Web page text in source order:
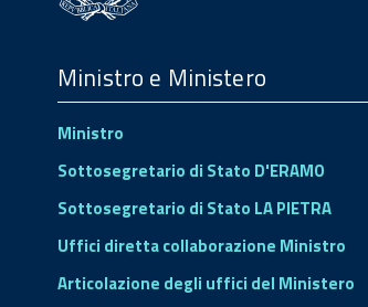
Footer
Ministro e Ministero
Ministro
Sottosegretario di Stato D'ERAMO
Sottosegretario di Stato LA PIETRA
Uffici diretta collaborazione Ministro
Articolazione degli uffici del Ministero